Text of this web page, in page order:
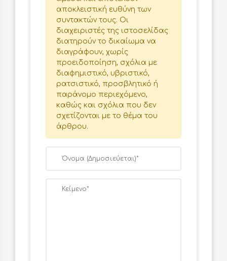
αποκλειστική ευθύνη των
συντακτών τους. Οι
διαχειριστές της ιστοσελίδας
διατηρούν το δικαίωμα να
διαγράφουν, χωρίς
προειδοποίηση, σχόλια με
διαφημιστικό, υβριστικό,
ρατσιστικό, προσβλητικό ή
παράνομο περιεχόμενο,
καθώς και σχόλια που δεν
σχετίζονται με το θέμα του
άρθρου.